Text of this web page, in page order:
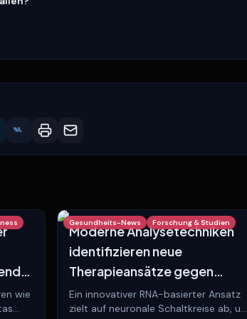
wie
Gesundheits-News Forschung & Studien
Moderne Analysetechniken
identifizieren neue
Therapieansätze gegen
Kachexie bei Krebspatienten
Ein innovativer RNA-basierter Ansatz
zielt auf neuronale Schaltkreise ab, um